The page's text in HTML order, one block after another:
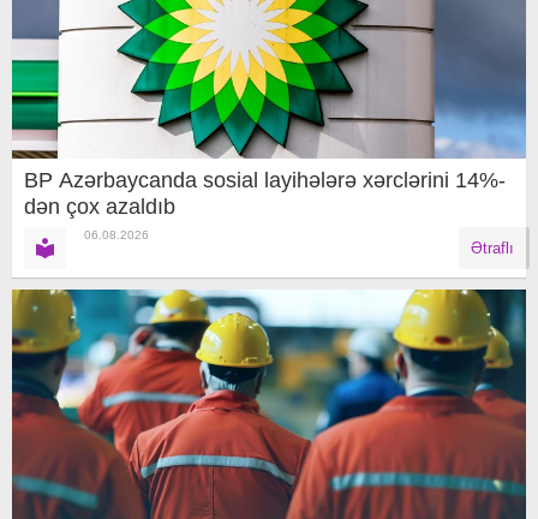
BP Azərbaycanda sosial layihələrə xərclərini 14%-
dən çox azaldıb
06.08.2026
Ətraflı